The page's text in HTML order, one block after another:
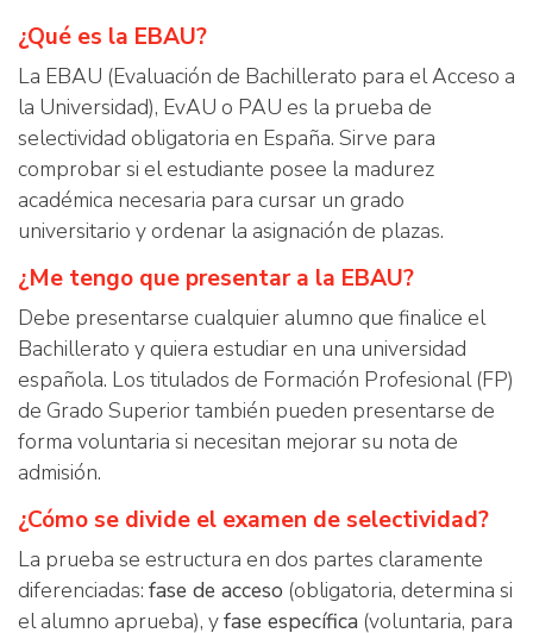
¿Qué es la EBAU?
La EBAU (Evaluación de Bachillerato para el Acceso a
la Universidad), EvAU o PAU es la prueba de
selectividad obligatoria en España. Sirve para
comprobar si el estudiante posee la madurez
académica necesaria para cursar un grado
universitario y ordenar la asignación de plazas.
¿Me tengo que presentar a la EBAU?
Debe presentarse cualquier alumno que finalice el
Bachillerato y quiera estudiar en una universidad
española. Los titulados de Formación Profesional (FP)
de Grado Superior también pueden presentarse de
forma voluntaria si necesitan mejorar su nota de
admisión.
¿Cómo se divide el examen de selectividad?
La prueba se estructura en dos partes claramente
diferenciadas: fase de acceso (obligatoria, determina si
el alumno aprueba), yfase específica (voluntaria, para